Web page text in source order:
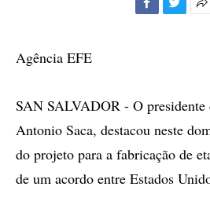
Agência EFE
SAN SALVADOR - O presidente
Antonio Saca, destacou neste
do projeto para a fabricação de
de um acordo entre Estados